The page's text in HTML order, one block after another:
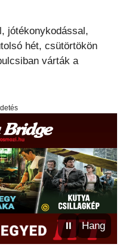
jótékonykodással,
hét, csütörtökön
várták a
⏸ Hang